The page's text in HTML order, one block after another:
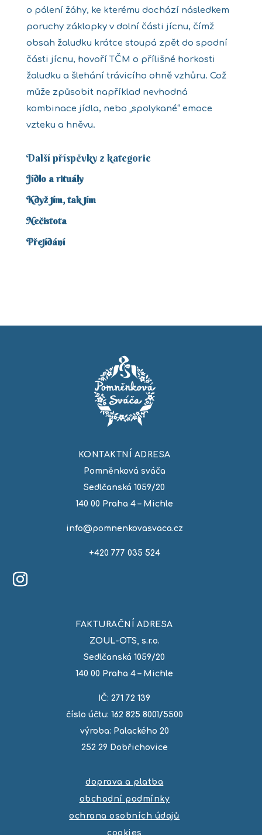
o pálení žáhy, ke kterému dochází následkem
poruchy záklopky v dolní části jícnu, čímž
obsah žaludku krátce stoupá zpět do spodní
části jícnu, hovoří TČM o přílišné horkosti
žaludku a šlehání trávicího ohně vzhůru. Což
může způsobit například nevhodná
kombinace jídla, nebo „spolykané“ emoce
vzteku a hněvu.
Další příspěvky z kategorie
Jídlo a rituály
Když jím, tak jím
Nečistota
Přejídání
KONTAKTNÍ ADRESA
Pomněnková sváča
Sedlčanská 1059/20
140 00 Praha 4 – Michle
info@pomnenkovasvaca.cz
+420 777 035 524
FAKTURAČNÍ ADRESA
ZOUL-OTS, s.r.o.
Sedlčanská 1059/20
140 00 Praha 4 – Michle
IČ: 271 72 139
číslo účtu: 162 825 8001/5500
výroba: Palackého 20
252 29 Dobřichovice
doprava a platba
obchodní podmínky
ochrana osobních údajů
cookies